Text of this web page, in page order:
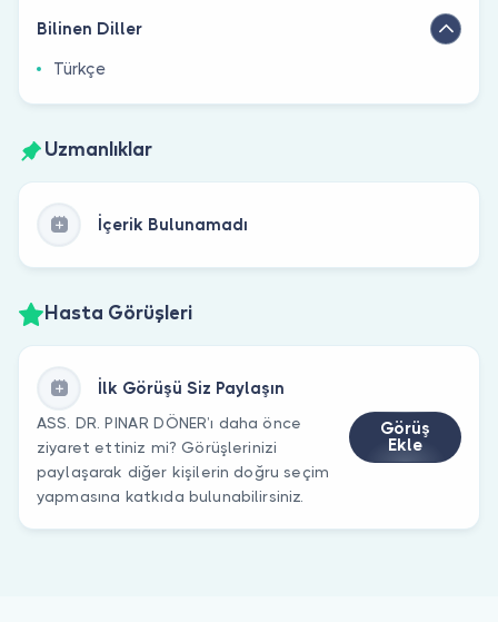
Bilinen Diller
Türkçe
Uzmanlıklar
İçerik Bulunamadı
Hasta Görüşleri
İlk Görüşü Siz Paylaşın
ASS. DR. PINAR DÖNER’ı daha önce
ziyaret ettiniz mi? Görüşlerinizi
paylaşarak diğer kişilerin doğru seçim
yapmasına katkıda bulunabilirsiniz.
Görüş
Ekle